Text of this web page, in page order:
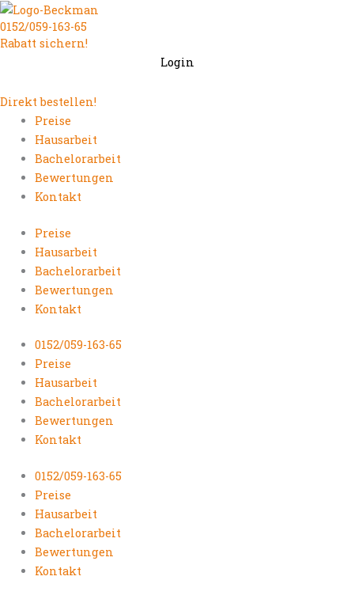
Zum
Inhalt
springen
0152/059-163-65
Rabatt sichern!
Login
Direkt bestellen!
Preise
Hausarbeit
Bachelorarbeit
Bewertungen
Kontakt
Preise
Hausarbeit
Bachelorarbeit
Bewertungen
Kontakt
0152/059-163-65
Preise
Hausarbeit
Bachelorarbeit
Bewertungen
Kontakt
0152/059-163-65
Preise
Hausarbeit
Bachelorarbeit
Bewertungen
Kontakt